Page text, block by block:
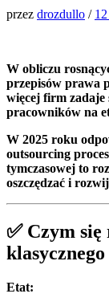
przez drozdullo /
W obliczu
przepisów prawa
więcej firm zadaje
pracowników na
W 2025 roku
outsourcing
tymczasowej to
oszczędzać i
✅ Czym
Etat: